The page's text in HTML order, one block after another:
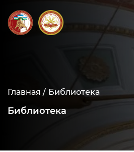
Главная / Библиотека
Библиотека